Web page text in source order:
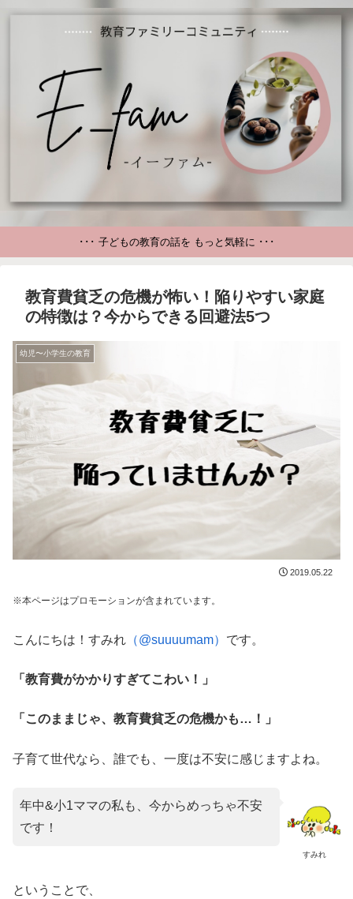
･･･ 子どもの教育の話を もっと気軽に ･･･
教育費貧乏の危機が怖い！陥りやすい家庭
の特徴は？今からできる回避法5つ
幼児〜小学生の教育
2019.05.22
※本ページはプロモーションが含まれています。
こんにちは！すみれ （@suuuumam） です。
「教育費がかかりすぎてこわい！」
「このままじゃ、教育費貧乏の危機かも…！」
子育て世代なら、誰でも、一度は不安に感じますよね。
すみれ
年中&小1ママの私も、今からめっちゃ不安
です！
ということで、